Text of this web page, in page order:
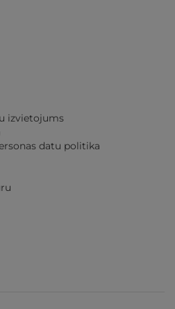
izvietojums
datu politika